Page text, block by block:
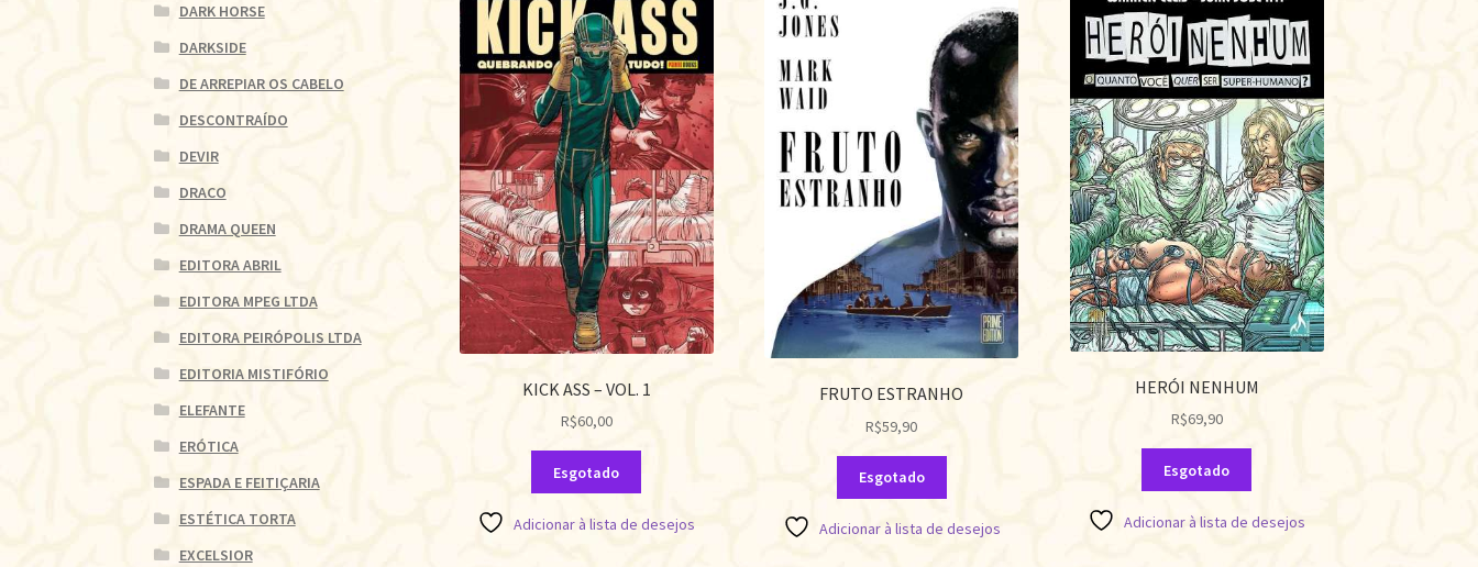
KICK ASS – VOL. 1
R$60,00
Esgotado
Adicionar à lista de desejos
FRUTO ESTRANHO
R$59,90
Esgotado
Adicionar à lista de desejos
HERÓI NENHUM
R$69,90
Esgotado
Adicionar à lista de desejos
DARK HORSE
DARKSIDE
DE ARREPIAR OS CABELO
DESCONTRAÍDO
DEVIR
DRACO
DRAMA QUEEN
EDITORA ABRIL
EDITORA MPEG LTDA
EDITORA PEIRÓPOLIS LTDA
EDITORIA MISTIFÓRIO
ELEFANTE
ERÓTICA
ESPADA E FEITIÇARIA
ESTÉTICA TORTA
EXCELSIOR